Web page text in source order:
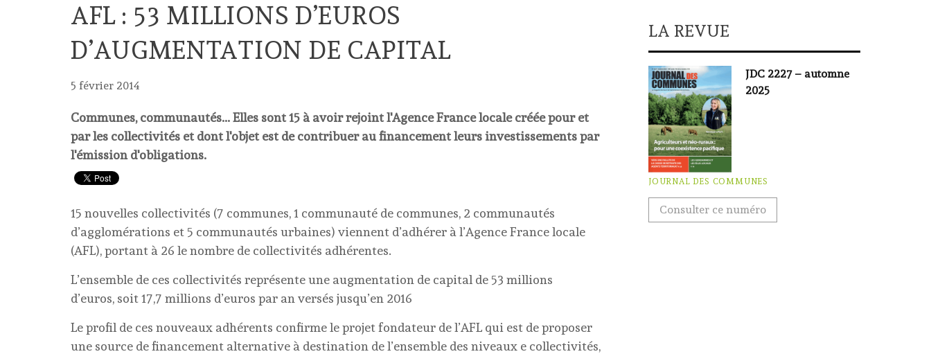
AFL : 53 MILLIONS D’EUROS
D’AUGMENTATION DE CAPITAL
5 février 2014
Communes, communautés... Elles sont 15 à avoir rejoint l'Agence France locale créée pour et
par les collectivités et dont l'objet est de contribuer au financement leurs investissements par
l'émission d'obligations.
15 nouvelles collectivités (7 communes, 1 communauté de communes, 2 communautés
d’agglomérations et 5 communautés urbaines) viennent d’adhérer à l’Agence France locale
(AFL), portant à 26 le nombre de collectivités adhérentes.
L’ensemble de ces collectivités représente une augmentation de capital de 53 millions
d’euros, soit 17,7 millions d’euros par an versés jusqu’en 2016
Le profil de ces nouveaux adhérents confirme le projet fondateur de l’AFL qui est de proposer
une source de financement alternative à destination de l’ensemble des niveaux e collectivités,
LA REVUE
JDC 2227 – automne
2025
JOURNAL DES COMMUNES
Consulter ce numéro